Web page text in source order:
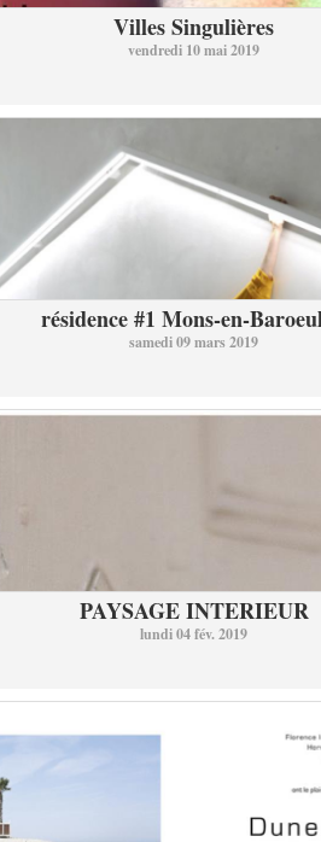
Villes Singulières
vendredi 10 mai 2019
résidence #1 Mons-en-
samedi 09 mars 2019
PAYSAGE INTERIEUR
lundi 04 fév. 2019